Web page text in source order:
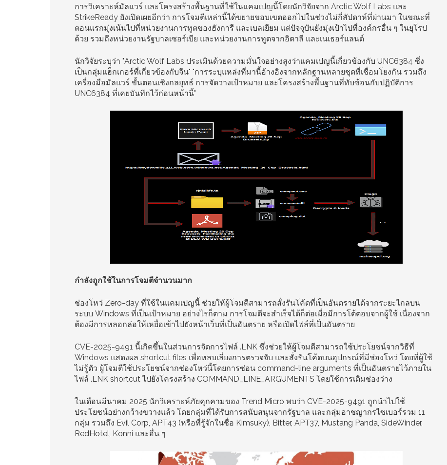
การวิเคราะห์มัลแวร์ และโครงสร้างพื้นฐานที่ใช้ในแคมเปญนี้โดยนักวิจัยจาก Arctic Wolf Labs และ
StrikeReady ยังเปิดเผยอีกว่า การโจมตีเหล่านี้ได้ขยายขอบเขตออกไปในช่วงไม่กี่สัปดาห์ที่ผ่านมา ในขณะที่
ตอนแรกมุ่งเน้นไปที่หน่วยงานการทูตของฮังการี และเบลเยียม แต่ปัจจุบันยังมุ่งเป้าไปที่องค์กรอื่น ๆ ในยุโรป
ด้วย รวมถึงหน่วยงานรัฐบาลเซอร์เบีย และหน่วยงานการทูตจากอิตาลี และเนเธอร์แลนด์
นักวิจัยระบุว่า "Arctic Wolf Labs ประเมินด้วยความมั่นใจอย่างสูงว่าแคมเปญนี้เกี่ยวข้องกับ UNC6384 ซึ่ง
เป็นกลุ่มแฮ็กเกอร์ที่เกี่ยวข้องกับจีน" "การระบุแหล่งที่มานี้อ้างอิงจากหลักฐานหลายชุดที่เชื่อมโยงกัน รวมถึง
เครื่องมือมัลแวร์ ขั้นตอนเชิงกลยุทธ์ การจัดวางเป้าหมาย และโครงสร้างพื้นฐานที่ทับซ้อนกับปฏิบัติการ
UNC6384 ที่เคยบันทึกไว้ก่อนหน้านี้"
กำลังถูกใช้ในการโจมตีจำนวนมาก
ช่องโหว่ Zero-day ที่ใช้ในแคมเปญนี้ ช่วยให้ผู้โจมตีสามารถสั่งรันโค้ดที่เป็นอันตรายได้จากระยะไกลบน
ระบบ Windows ที่เป็นเป้าหมาย อย่างไรก็ตาม การโจมตีจะสำเร็จได้ก็ต่อเมื่อมีการโต้ตอบจากผู้ใช้ เนื่องจาก
ต้องมีการหลอกล่อให้เหยื่อเข้าไปยังหน้าเว็บที่เป็นอันตราย หรือเปิดไฟล์ที่เป็นอันตราย
CVE-2025-9491 นี้เกิดขึ้นในส่วนการจัดการไฟล์ .LNK ซึ่งช่วยให้ผู้โจมตีสามารถใช้ประโยชน์จากวิธีที่
Windows แสดงผล shortcut files เพื่อหลบเลี่ยงการตรวจจับ และสั่งรันโค้ดบนอุปกรณ์ที่มีช่องโหว่ โดยที่ผู้ใช้
ไม่รู้ตัว ผู้โจมตีใช้ประโยชน์จากช่องโหว่นี้โดยการซ่อน command-line arguments ที่เป็นอันตรายไว้ภายใน
ไฟล์ .LNK shortcut ไปยังโครงสร้าง COMMAND_LINE_ARGUMENTS โดยใช้การเติมช่องว่าง
ในเดือนมีนาคม 2025 นักวิเคราะห์ภัยคุกคามของ Trend Micro พบว่า CVE-2025-9491 ถูกนำไปใช้
ประโยชน์อย่างกว้างขวางแล้ว โดยกลุ่มที่ได้รับการสนับสนุนจากรัฐบาล และกลุ่มอาชญากรไซเบอร์รวม 11
กลุ่ม รวมถึง Evil Corp, APT43 (หรือที่รู้จักในชื่อ Kimsuky), Bitter, APT37, Mustang Panda, SideWinder,
RedHotel, Konni และอื่น ๆ